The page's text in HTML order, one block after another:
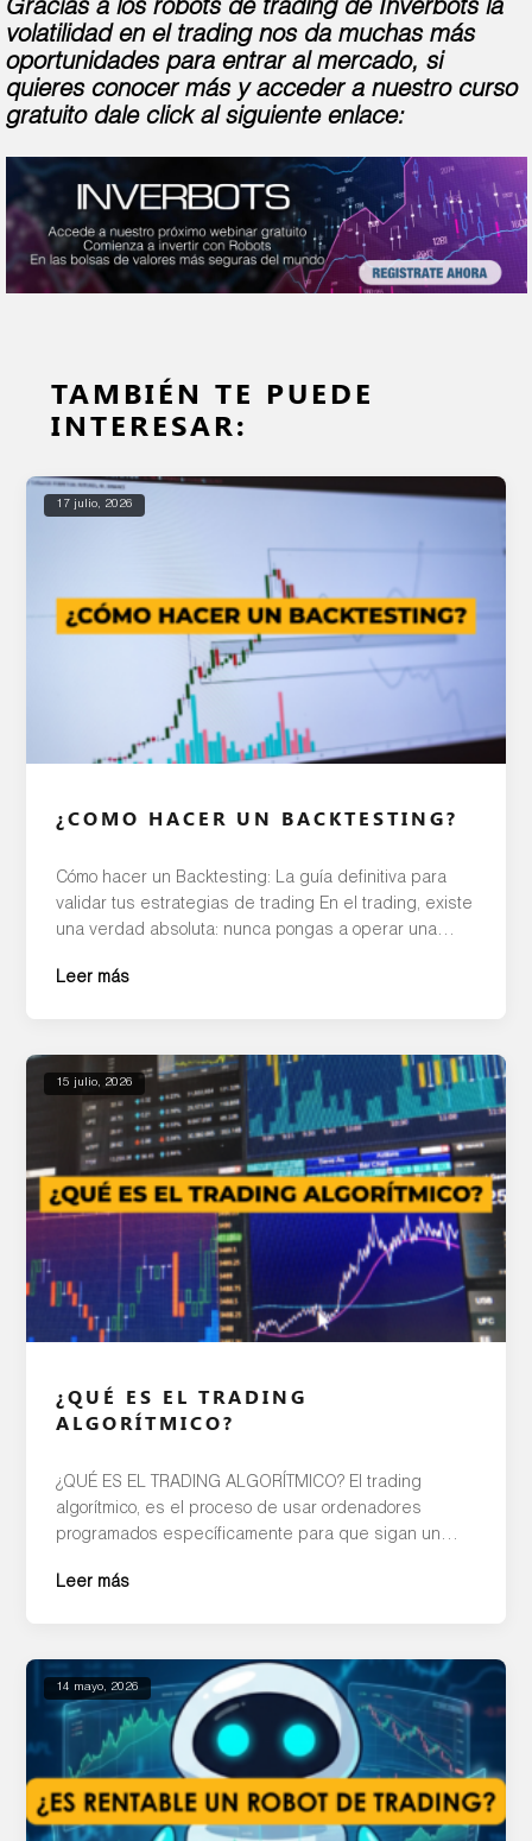
Gracias a los robots de trading de Inverbots la
volatilidad en el trading nos da muchas más
oportunidades para entrar al mercado, si
quieres conocer más y acceder a nuestro curso
gratuito dale click al siguiente enlace:
TAMBIÉN TE PUEDE
INTERESAR:
17 julio, 2026
¿COMO HACER UN BACKTESTING?
Cómo hacer un Backtesting: La guía definitiva para
validar tus estrategias de trading En el trading, existe
una verdad absoluta: nunca pongas a operar una
probado su eficacia en el pasado. Este proceso de
Leer más
15 julio, 2026
¿QUÉ ES EL TRADING
ALGORÍTMICO?
¿QUÉ ES EL TRADING ALGORÍTMICO? El trading
algorítmico, es el proceso de usar ordenadores
programados específicamente para que sigan un
algoritmo. El fin es realizar inversiones para generar
las oportunidades de ganancias […]
Leer más
14 mayo, 2026